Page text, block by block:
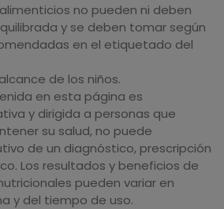
no pueden ni deben
y se deben tomar según
en el etiquetado del
de los niños.
en esta página es
y dirigida a personas que
su salud, no puede
de un diagnóstico, prescripción
Los resultados y beneficios de
pueden variar en
y del tiempo de uso.